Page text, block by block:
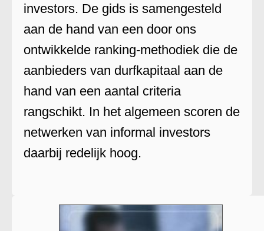
investors. De gids is samengesteld
aan de hand van een door ons
ontwikkelde ranking-methodiek die de
aanbieders van durfkapitaal aan de
hand van een aantal criteria
rangschikt. In het algemeen scoren de
netwerken van informal investors
daarbij redelijk hoog.